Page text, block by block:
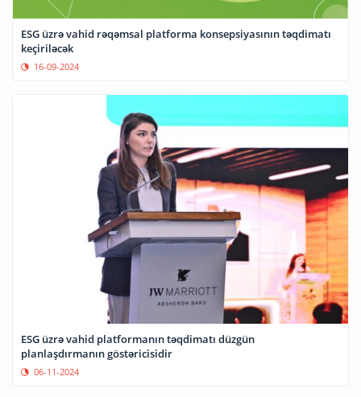
ESG üzrə vahid rəqəmsal platforma konsepsiyasının təqdimatı
keçiriləcək
16-09-2024
ESG üzrə vahid platformanın təqdimatı düzgün
planlaşdırmanın göstəricisidir
06-11-2024